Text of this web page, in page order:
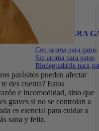
GATOS ARENA PARA
Con aroma para gatos
Sin aroma para gatos
Biodegradable para
CON EL CÓDIGO:
EN TODA LA WEB
15% DE DESCUENTO EN
15% DE
CÓDIGO:
EN TODA LA WEB
parásitos pueden afectar
des cuenta? Estos
e incomodidad, sino que
graves si no se controlan a
es esencial para cuidar a
sana y feliz.